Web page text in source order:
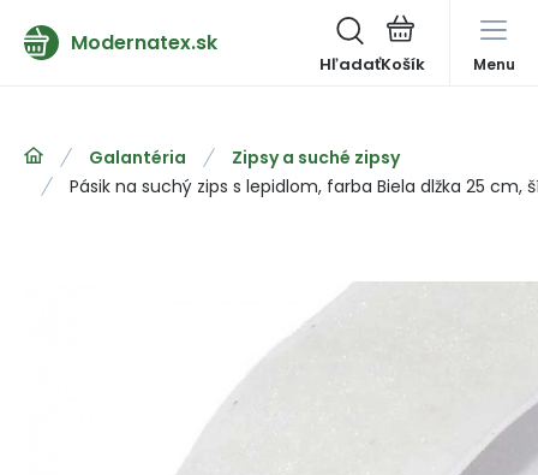
Modernatex.sk
Hľadať Menu
Galantéria
Zipsy a suché zipsy
Pásik na suchý zips s lepidlom, farba Biela dlžka 25 cm,